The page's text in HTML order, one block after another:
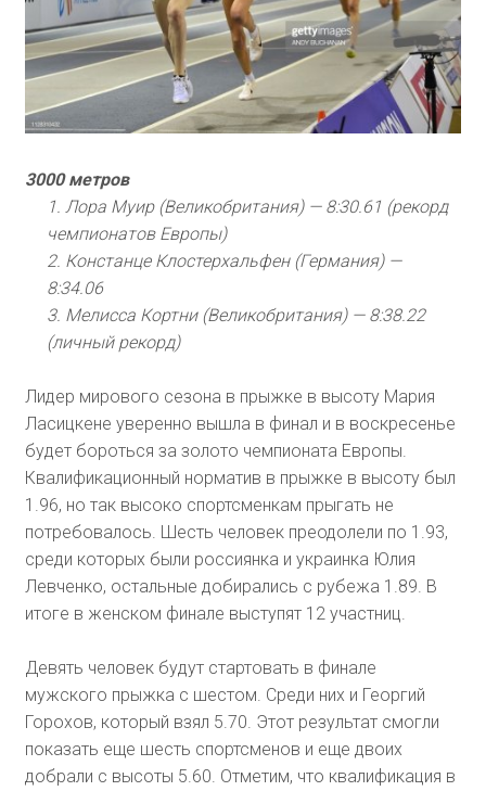
3000 метров
1. Лора Муир (Великобритания) — 8:30.61 (рекорд
чемпионатов Европы)
2. Констанце Клостерхальфен (Германия) —
8:34.06
3. Мелисса Кортни (Великобритания) — 8:38.22
(личный рекорд)
Лидер мирового сезона в прыжке в высоту Мария
Ласицкене уверенно вышла в финал и в воскресенье
будет бороться за золото чемпионата Европы.
Квалификационный норматив в прыжке в высоту был
1.96, но так высоко спортсменкам прыгать не
потребовалось. Шесть человек преодолели по 1.93,
среди которых были россиянка и украинка Юлия
Левченко, остальные добирались с рубежа 1.89. В
итоге в женском финале выступят 12 участниц.
Девять человек будут стартовать в финале
мужского прыжка с шестом. Среди них и Георгий
Горохов, который взял 5.70. Этот результат смогли
показать еще шесть спортсменов и еще двоих
добрали с высоты 5.60. Отметим, что квалификация в